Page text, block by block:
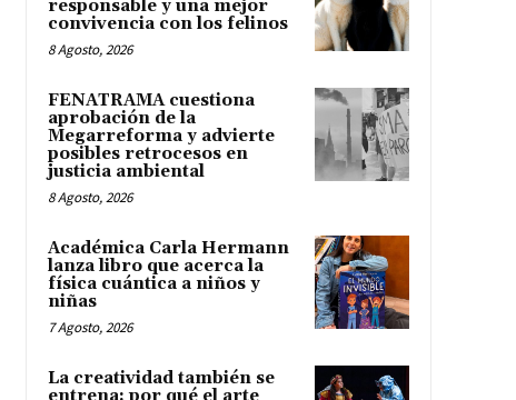
responsable y una mejor
convivencia con los felinos
8 Agosto, 2026
FENATRAMA cuestiona
aprobación de la
Megarreforma y advierte
posibles retrocesos en
justicia ambiental
8 Agosto, 2026
Académica Carla Hermann
lanza libro que acerca la
física cuántica a niños y
niñas
7 Agosto, 2026
La creatividad también se
entrena: por qué el arte